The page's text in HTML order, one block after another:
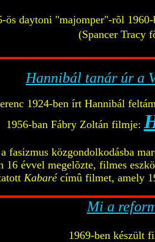
ös daytoni "majomper"-rõl
(Spancer Tracy
Hannibál tanár úr a
1924-ben írt Hannibál
1956-ban Fábry Zoltán filmje:
fasizmus közgondolkodásba
16 évvel megelõzte, filmes
Kabarécímû filmet, amely
Mi a
1969-ben készült